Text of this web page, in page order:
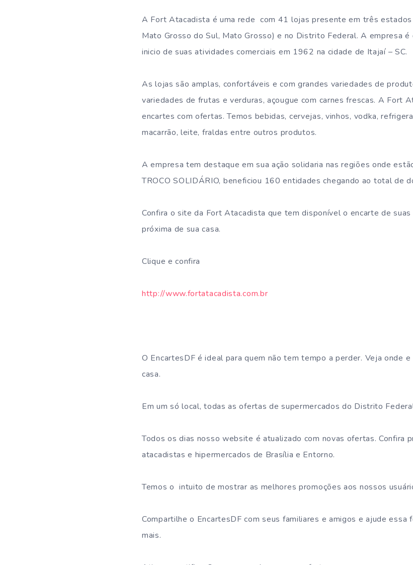
A Fort Atacadista é uma rede com 41 lojas presente em três
Mato Grosso do Sul, Mato Grosso) e no Distrito Federal. A empresa
inicio de suas atividades comerciais em 1962 na cidade de Itajaí – SC.
As lojas são amplas, confortáveis e com grandes variedades de
variedades de frutas e verduras, açougue com carnes frescas. A Fort
encartes com ofertas. Temos bebidas, cervejas, vinhos, vodka,
macarrão, leite, fraldas entre outros produtos.
A empresa tem destaque em sua ação solidaria nas regiões onde
TROCO SOLIDÁRIO, beneficiou 160 entidades chegando ao total de
Confira o site da Fort Atacadista que tem disponível o encarte de
próxima de sua casa.
Clique e confira
http://www.fortatacadista.com.br
O EncartesDF é ideal para quem não tem tempo a perder. Veja onde
casa.
Em um só local, todas as ofertas de supermercados do Distrito
Todos os dias nosso website é atualizado com novas ofertas. Confira
atacadistas e hipermercados de Brasília e Entorno.
Temos o intuito de mostrar as melhores promoções aos nossos
Compartilhe o EncartesDF com seus familiares e amigos e ajude essa
mais.